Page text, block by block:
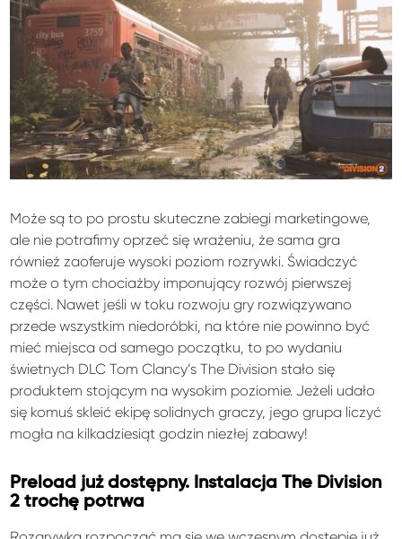
Może są to po prostu skuteczne zabiegi marketingowe,
ale nie potrafimy oprzeć się wrażeniu, że sama gra
również zaoferuje wysoki poziom rozrywki. Świadczyć
może o tym chociażby imponujący rozwój pierwszej
części. Nawet jeśli w toku rozwoju gry rozwiązywano
przede wszystkim niedoróbki, na które nie powinno być
mieć miejsca od samego początku, to po wydaniu
świetnych DLC Tom Clancy’s The Division stało się
produktem stojącym na wysokim poziomie. Jeżeli udało
się komuś skleić ekipę solidnych graczy, jego grupa liczyć
mogła na kilkadziesiąt godzin niezłej zabawy!
Preload już dostępny. Instalacja The Division
2 trochę potrwa